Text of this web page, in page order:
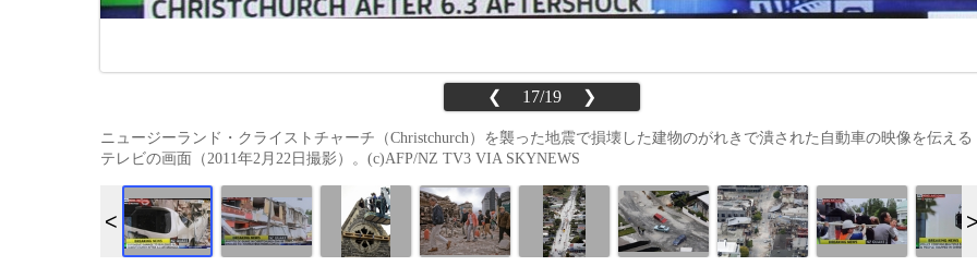
❮ 17/19 ❯
ニュージーランド・クライストチャーチ（Christchurch）を襲った地震で損壊した建物のがれきで潰された自動車の映像を伝える
テレビの画面（2011年2月22日撮影）。(c)AFP/NZ TV3 VIA SKYNEWS